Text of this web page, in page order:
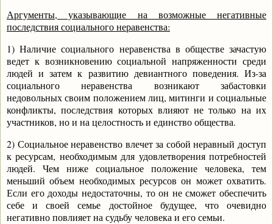
Аргументы, указывающие на возможные негативные
последствия социального неравенства:
1) Наличие социального неравенства в обществе зачастую
ведет к возникновению социальной напряженности среди
людей и затем к развитию девиантного поведения. Из-за
социального неравенства возникают забастовки
недовольных своим положением лиц, митинги и социальные
конфликты, последствия которых влияют не только на их
участников, но и на целостность и единство общества.
2) Социальное неравенство влечет за собой неравный доступ
к ресурсам, необходимым для удовлетворения потребностей
людей. Чем ниже социальное положение человека, тем
меньший объем необходимых ресурсов он может охватить.
Если его доходы недостаточны, то он не сможет обеспечить
себе и своей семье достойное будущее, что очевидно
негативно повлияет на судьбу человека и его семьи.